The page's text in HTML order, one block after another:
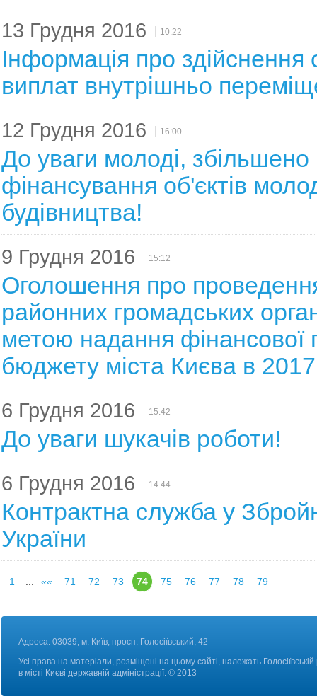
13 Грудня 2016 10:22
Інформація про здійснення
виплат внутрішньо
12 Грудня 2016 16:00
До уваги молоді, збільшено
фінансування об'єктів
будівництва!
9 Грудня 2016 15:12
Оголошення про
районних громадських
метою надання фінансової
бюджету міста Києва в 2017
6 Грудня 2016 15:42
До уваги шукачів роботи!
6 Грудня 2016 14:44
Контрактна служба у
України
1 «« 71 72 73 74 75 76 77 78 79
Адреса: 03039, м. Київ, просп. Голосіївський, 42
Усі права на матеріали, розміщені на цьому сайті, належать
в місті Києві державній адміністрації. © 2013